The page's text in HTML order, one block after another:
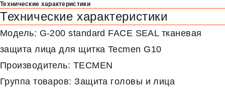
Технические характеристики
Технические характеристики
Модель: G-200 standard FACE SEAL тканевая
защита лица для щитка Tecmen G10
Производитель: TECMEN
Группа товаров: Защита головы и лица